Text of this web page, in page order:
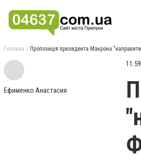
Головна Пропозиція президента Макрона
Ефименко Анастасия